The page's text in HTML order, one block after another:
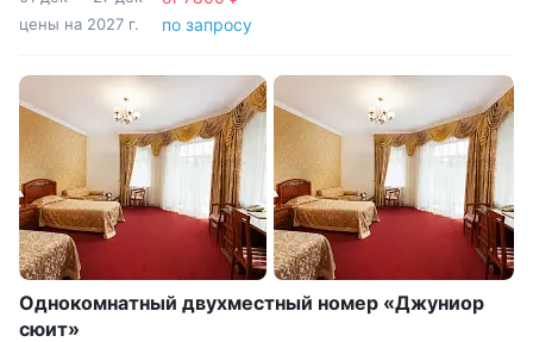
цены на 2027 г. по запросу
Однокомнатный двухместный номер «Джуниор
сюит»